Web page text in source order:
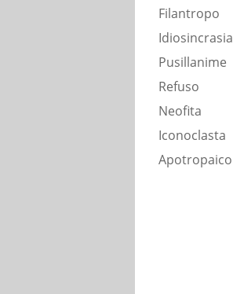
Filantropo
Idiosincrasia
Pusillanime
Refuso
Neofita
Iconoclasta
Apotropaico